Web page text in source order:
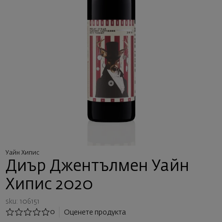
Уайн Хипис
Диър Джентълмен Уайн
Хипис 2020
sku: 106151
0
Оценете продукта